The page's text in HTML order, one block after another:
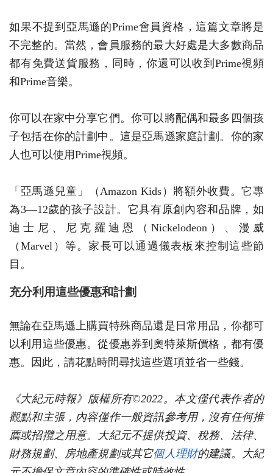
如果不提到亞馬遜的Prime會員資格，這篇文章將是
不完整的。當然，會員服務的最大好處是大多數商品
都有免費送貨服務，同時，你還可以收到Prime視頻
和Prime音樂。
你可以在家中分享它們。你可以將配偶和最多四個孩
子包括在你的計劃中。這是亞馬遜家庭計劃。你的家
人也可以使用Prime視頻。
「亞馬遜兒童」（Amazon Kids）將額外收費。它專
為3—12歲的孩子設計。它具有原創內容和品牌，如
迪士尼、尼克羅迪恩（Nickelodeon）、漫威
（Marvel）等。家長可以通過儀表板來控制這些節
目。
充分利用這些優惠和計劃
無論在亞馬遜上購買特殊商品還是日常用品，你都可
以利用這些優惠。從優惠券到奧特萊斯價格，都有優
惠。因此，請花點時間尋找這些選項並省一些錢。
《大紀元時報》版權所有©2022。本文僅代表作者的
觀點和主張，內容僅作一般資訊參考用，沒有任何推
薦或招攬之用意。大紀元不提供投資、稅務、法律、
財務規劃、房地產規劃或其它個人理財的建議。大紀